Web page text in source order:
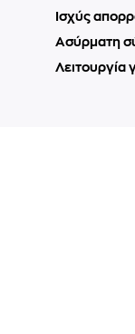
Ισχύς
Ασύρματη
Λειτουργία